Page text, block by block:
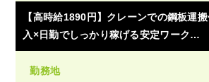
【高時給1890円】クレーンでの鋼板運
入×日勤でしっかり稼げる安定ワーク…
勤務地